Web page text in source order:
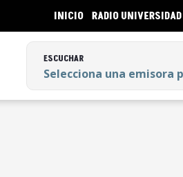
INICIO RADIO UNIVERSIDAD
ESCUCHAR
Selecciona una emisora
Selecciona una emisora